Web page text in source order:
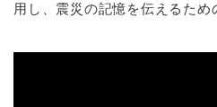
用し、震災の記憶を伝えるため